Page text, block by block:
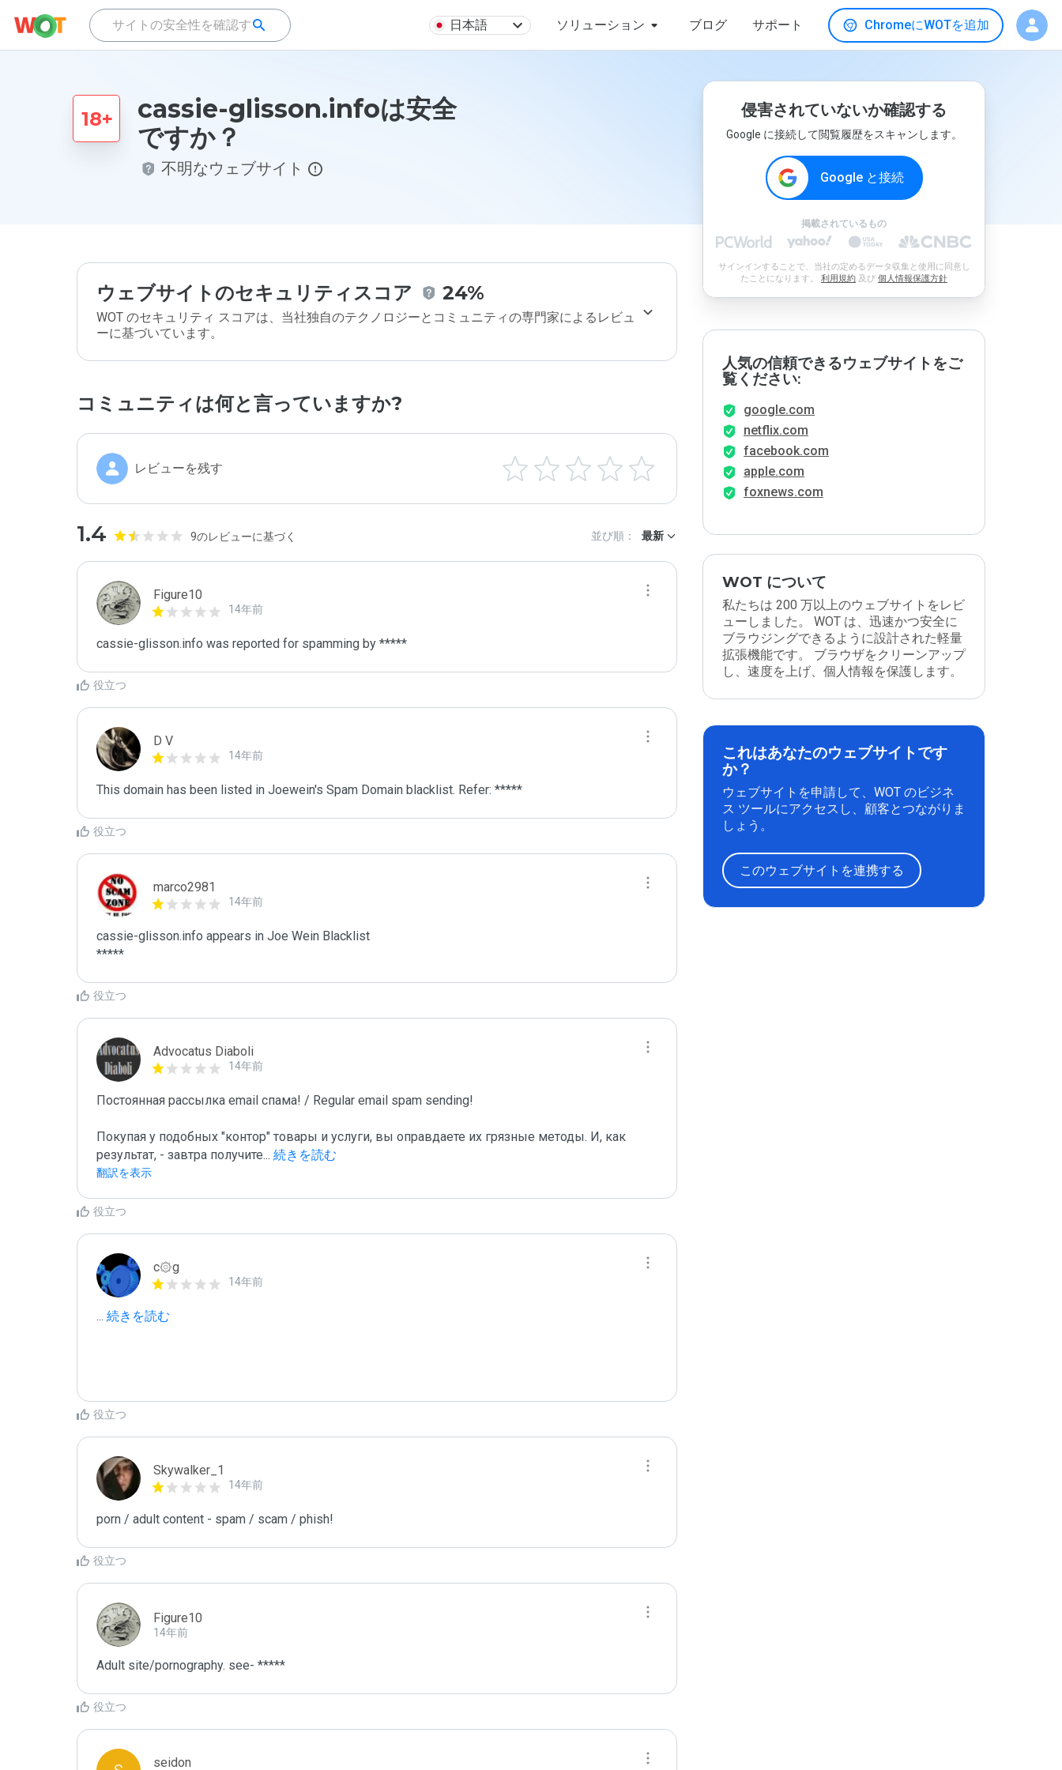
日本語 ソリューション ブログ サポート ChromeにWOTを追加
cassie-glisson.infoは安全
ですか？
不明なウェブサイト
ウェブサイトのセキュリティスコア 24%
WOT のセキュリティ スコアは、当社独自のテクノロジーとコミュニティの専門家によるレビュ
ーに基づいています。
コミュニティは何と言っていますか?
レビューを残す
1.4 9のレビューに基づく 並び順： 最新
Figure10
14年前
cassie-glisson.info was reported for spamming by *****
役立つ
D V
14年前
This domain has been listed in Joewein's Spam Domain blacklist. Refer: *****
役立つ
marco2981
14年前
cassie-glisson.info appears in Joe Wein Blacklist
*****
役立つ
Advocatus Diaboli
14年前
Постоянная рассылка email спама! / Regular email spam sending!
Покупая у подобных "контор" товары и услуги, вы оправдаете их грязные методы. И, как
результат, - завтра получите... 続きを読む
翻訳を表示
役立つ
c۞g
14年前
... 続きを読む
役立つ
Skywalker_1
14年前
porn / adult content - spam / scam / phish!
役立つ
Figure10
14年前
Adult site/pornography. see- *****
役立つ
seidon
侵害されていないか確認する
Google に接続して閲覧履歴をスキャンします。
Google と接続
掲載されているもの
サインインすることで、当社の定めるデータ収集と使用に同意し
たことになります。 利用規約 及び 個人情報保護方針
人気の信頼できるウェブサイトをご
覧ください:
google.com
netflix.com
facebook.com
apple.com
foxnews.com
WOT について
私たちは 200 万以上のウェブサイトをレビ
ューしました。 WOT は、迅速かつ安全に
ブラウジングできるように設計された軽量
拡張機能です。 ブラウザをクリーンアップ
し、速度を上げ、個人情報を保護します。
これはあなたのウェブサイトです
か？
ウェブサイトを申請して、WOT のビジネ
ス ツールにアクセスし、顧客とつながりま
しょう。
このウェブサイトを連携する